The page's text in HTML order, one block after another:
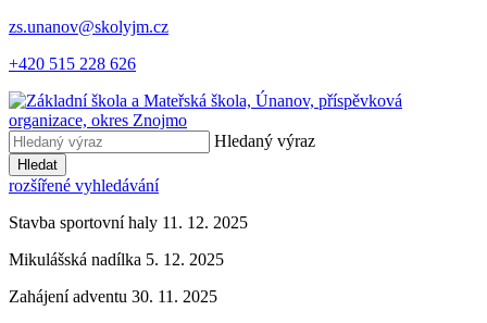
zs.unanov@skolyjm.cz
+420 515 228 626
Hledaný výraz
Hledat
rozšířené vyhledávání
Stavba sportovní haly 11. 12. 2025
Mikulášská nadílka 5. 12. 2025
Zahájení adventu 30. 11. 2025